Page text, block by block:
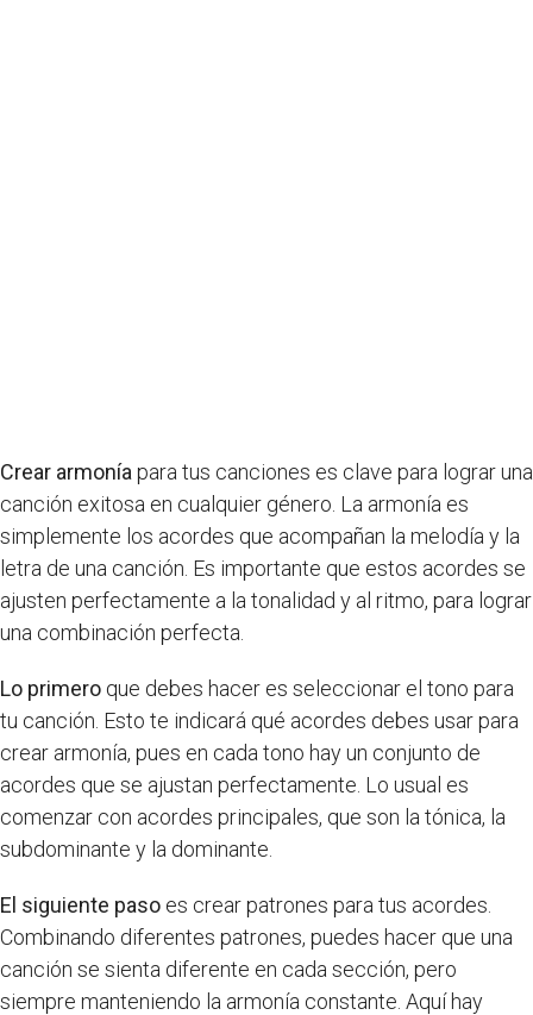
Crear armonía para tus canciones es clave para lograr una
canción exitosa en cualquier género. La armonía es
simplemente los acordes que acompañan la melodía y la
letra de una canción. Es importante que estos acordes se
ajusten perfectamente a la tonalidad y al ritmo, para lograr
una combinación perfecta.
Lo primero que debes hacer es seleccionar el tono para
tu canción. Esto te indicará qué acordes debes usar para
crear armonía, pues en cada tono hay un conjunto de
acordes que se ajustan perfectamente. Lo usual es
comenzar con acordes principales, que son la tónica, la
subdominante y la dominante.
El siguiente paso es crear patrones para tus acordes.
Combinando diferentes patrones, puedes hacer que una
canción se sienta diferente en cada sección, pero
siempre manteniendo la armonía constante. Aquí hay